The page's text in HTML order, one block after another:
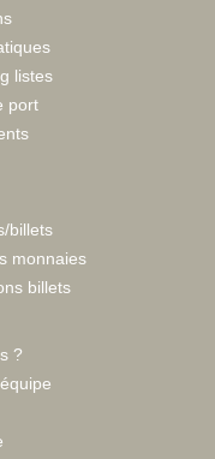
listes
port
billets
monnaies
billets
?